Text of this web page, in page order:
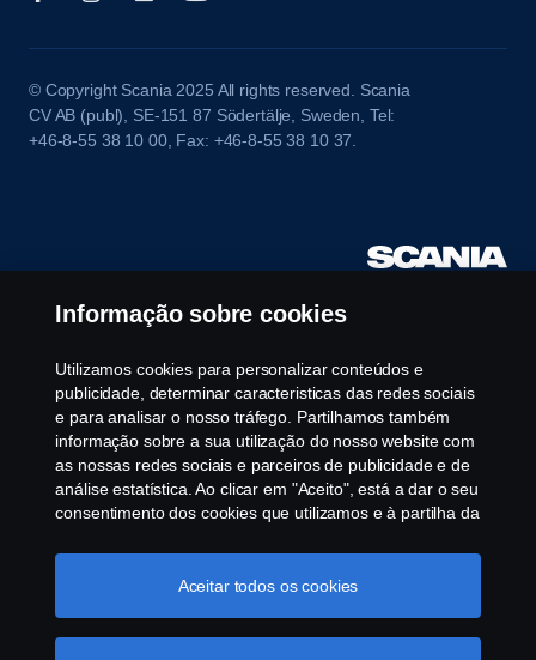
© Copyright Scania 2025 All rights reserved. Scania
CV AB (publ), SE-151 87 Södertälje, Sweden, Tel:
+46-8-55 38 10 00, Fax: +46-8-55 38 10 37.
Informação sobre cookies
Utilizamos cookies para personalizar conteúdos e
publicidade, determinar caracteristicas das redes sociais
e para analisar o nosso tráfego. Partilhamos também
informação sobre a sua utilização do nosso website com
as nossas redes sociais e parceiros de publicidade e de
análise estatística. Ao clicar em "Aceito", está a dar o seu
consentimento dos cookies que utilizamos e à partilha da
utilizamos os cookies, visite a nossa secção de cookies,
ou clique no link em rodapé, ou como gerimos os seus
Aceitar todos os cookies